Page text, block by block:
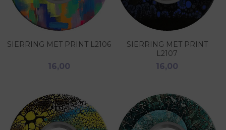
SIERRING MET PRINT L2106
16,00
SIERRING MET PRINT
L2107
16,00